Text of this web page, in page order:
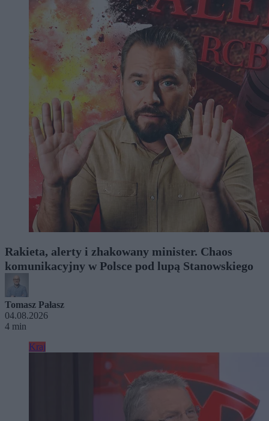
Rakieta, alerty i zhakowany minister. Chaos
komunikacyjny w Polsce pod lupą Stanowskiego
Tomasz Pałasz
04.08.2026
4 min
Kraj